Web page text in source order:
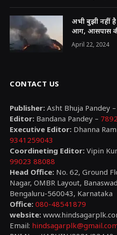
अभी बुझी नहीं
आग, आसपास
April 22, 2024
CONTACT US
Publisher: Asht Bhuja Pandey –
Editor: Bandana Pandey –
Executive Editor: Dhanna
9341259043
Coordineting Editor: Vipin
99023 88088
Head Office: No. 62, Ground
Nagar, OMBR Layout,
Bengaluru-560043, Karnataka
Office: 080-48541879
website:
Email: